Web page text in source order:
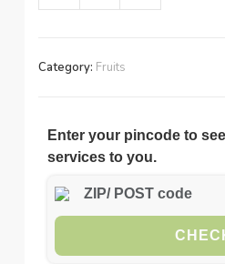
Category: Fruits
Enter your pincode to
services to you.